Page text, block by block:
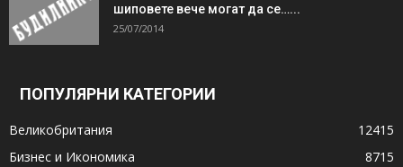
шиповете вече могат да се…...
25/07/2014
ПОПУЛЯРНИ КАТЕГОРИИ
Великобритания
12415
Бизнес и Икономика
8715